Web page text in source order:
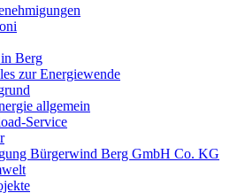
Berg
zur Energiewende
allgemein
Service
Bürgerwind Berg GmbH Co. KG